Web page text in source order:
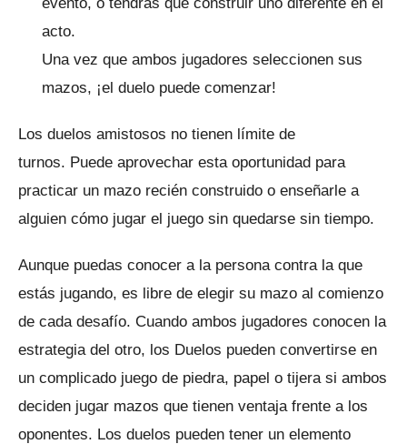
acto.
Una vez que ambos jugadores seleccionen sus
mazos, ¡el duelo puede comenzar!
Los duelos amistosos no tienen límite de
turnos. Puede aprovechar esta oportunidad para
practicar un mazo recién construido o enseñarle a
alguien cómo jugar el juego sin quedarse sin tiempo.
Aunque puedas conocer a la persona contra la que
estás jugando, es libre de elegir su mazo al comienzo
de cada desafío. Cuando ambos jugadores conocen la
estrategia del otro, los Duelos pueden convertirse en
un complicado juego de piedra, papel o tijera si ambos
deciden jugar mazos que tienen ventaja frente a los
oponentes. Los duelos pueden tener un elemento